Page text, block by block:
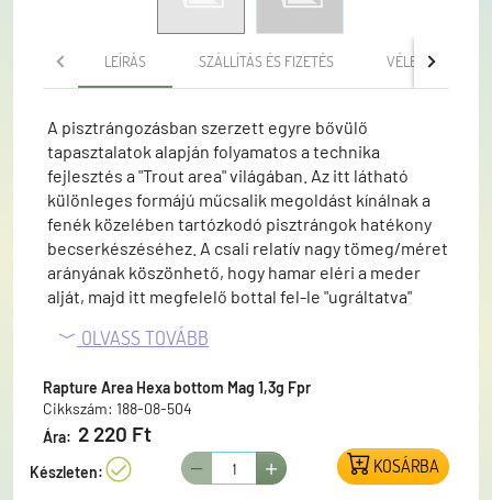
LEÍRÁS SZÁLLÍTÁS ÉS FIZETÉS VÉLEMÉNYEK
A pisztrángozásban szerzett egyre bővülő
tapasztalatok alapján folyamatos a technika
fejlesztés a "Trout area" világában. Az itt látható
különleges formájú műcsalik megoldást kínálnak a
fenék közelében tartózkodó pisztrángok hatékony
becserkészéséhez. A csali relatív nagy tömeg/méret
arányának köszönhető, hogy hamar eléri a meder
alját, majd itt megfelelő bottal fel-le "ugráltatva"
pisztrángokat. Az AREA HEXA BOTTOM MAG ideális
horgászatára, magasba tartott spiccel a csali
lassabb-gyorsabb vezetésével, szünetek
beiktatásával. Formája speciális, hatszögalakú és
meglehetősen vastag. A fenékre süllyedéskor
hasonlít az alászálló pelletre, melyet a halak is
OLVASS TOVÁBB
Rapture Area Hexa bottom Mag 1,3g Fpr
Cikkszám: 188-08-504
Ára: 2 220 Ft
Készleten: KOSÁRBA